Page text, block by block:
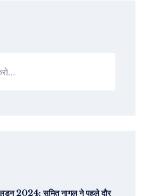
2024: सुमित नागल ने पहले दौर